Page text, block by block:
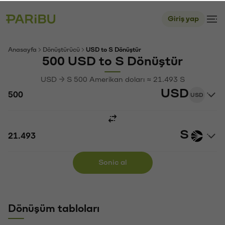
Giriş yap
Anasayfa Dönüştürücü USD to S Dönüştür
500 USD to S Dönüştür
USD → S 500 Amerikan doları ≈ 21.493 S
USD USD
S
Sonic al
Dönüşüm tabloları